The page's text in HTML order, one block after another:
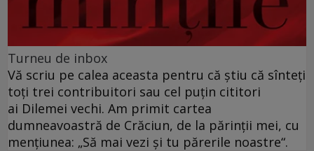
Turneu de inbox
Vă scriu pe calea aceasta pentru că ştiu că sînteţi
toţi trei contribuitori sau cel puţin cititori
ai Dilemei vechi. Am primit cartea
dumneavoastră de Crăciun, de la părinţii mei, cu
menţiunea: „Să mai vezi şi tu părerile noastre“.